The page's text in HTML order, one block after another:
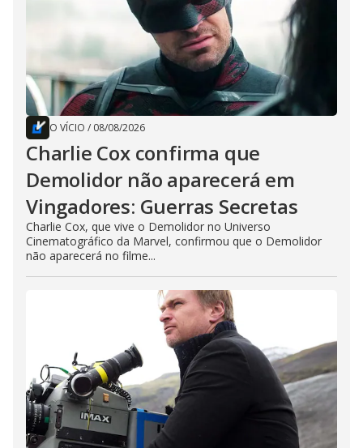
O VÍCIO / 08/08/2026
Charlie Cox confirma que
Demolidor não aparecerá em
Vingadores: Guerras Secretas
Charlie Cox, que vive o Demolidor no Universo
Cinematográfico da Marvel, confirmou que o Demolidor
não aparecerá no filme...